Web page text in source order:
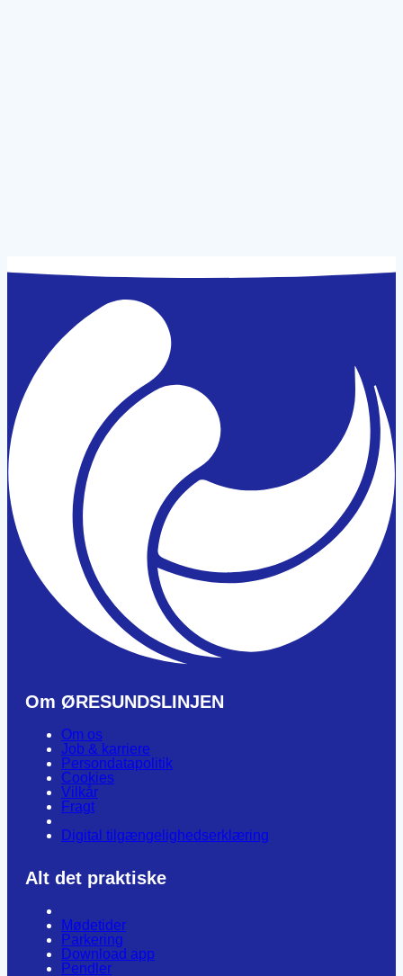
Om ØRESUNDSLINJEN
Om os
Job & karriere
Persondatapolitik
Cookies
Vilkår
Fragt
Digital tilgængelighedserklæring
Alt det praktiske
Mødetider
Parkering
Download app
Pendler